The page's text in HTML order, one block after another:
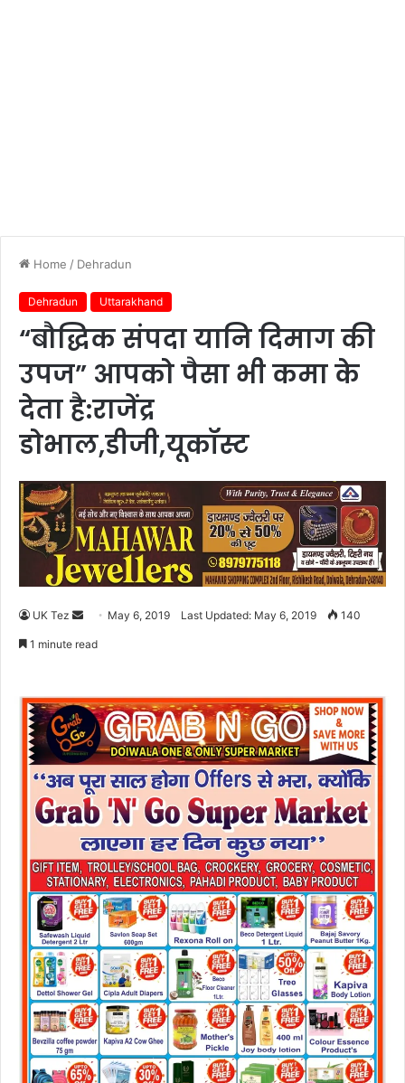
Home / Dehradun
Dehradun Uttarakhand
“बौद्धिक संपदा यानि दिमाग की
उपज” आपको पैसा भी कमा के
देता है:राजेंद्र
डोभाल,डीजी,यूकॉस्ट
UK Tez
a
e
m
a
i
May 6, 2019 Last Updated: May 6, 2019 140
1 minute read